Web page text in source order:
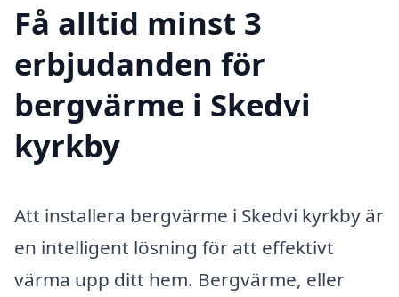
Få alltid minst 3
erbjudanden för
bergvärme i Skedvi
kyrkby
Att installera bergvärme i Skedvi kyrkby är
en intelligent lösning för att effektivt
värma upp ditt hem. Bergvärme, eller